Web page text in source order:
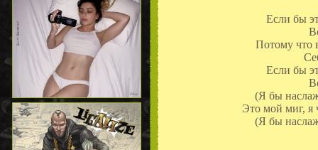
Если бы
Потому что
Если бы
(Я бы
Это мой миг, я
(Я бы